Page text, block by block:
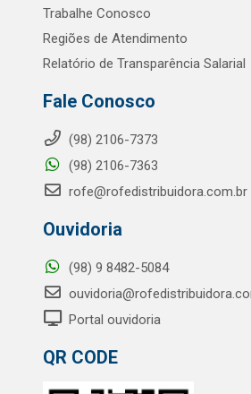
Trabalhe Conosco
Regiões de Atendimento
Relatório de Transparência Salarial
Fale Conosco
(98) 2106-7373
(98) 2106-7363
rofe@rofedistribuidora.com.br
Ouvidoria
(98) 9 8482-5084
Portal ouvidoria
QR CODE